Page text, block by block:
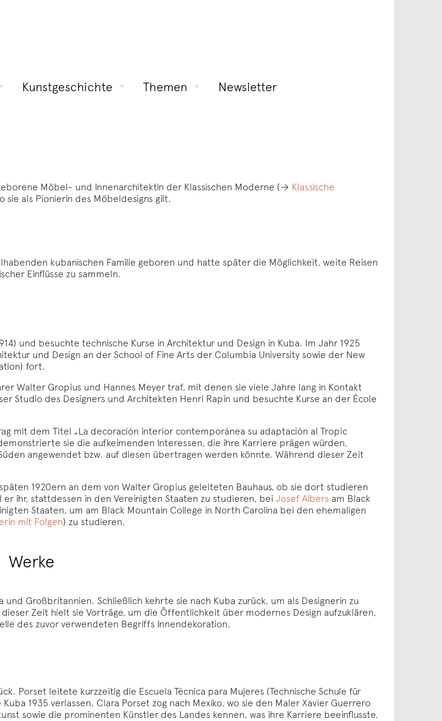
Kunstgeschichte Themen Newsletter
Möbel- und Innenarchitektin der Klassischen Moderne (→ Klassische
als Pionierin des Möbeldesigns gilt.
kubanischen Familie geboren und hatte später die Möglichkeit, weite Reisen
Einflüsse zu sammeln.
und besuchte technische Kurse in Architektur und Design in Kuba. Im Jahr 1925
und Design an der School of Fine Arts der Columbia University sowie der New
fort.
Walter Gropius und Hannes Meyer traf, mit denen sie viele Jahre lang in Kontakt
Studio des Designers und Architekten Henri Rapin und besuchte Kurse an der École
mit dem Titel „La decoración interior contemporánea su adaptación al Tropic
sie die aufkeimenden Interessen, die ihre Karriere prägen würden,
angewendet bzw. auf diesen übertragen werden könnte. Während dieser Zeit
1920ern an dem von Walter Gropius geleiteten Bauhaus, ob sie dort studieren
ihr, stattdessen in den Vereinigten Staaten zu studieren, bei Josef Albersam Black
Staaten, um am Black Mountain College in North Carolina bei den ehemaligen
mit Folgen) zu studieren.
Werke
Großbritannien. Schließlich kehrte sie nach Kuba zurück, um als Designerin zu
Zeit hielt sie Vorträge, um die Öffentlichkeit über modernes Design aufzuklären,
des zuvor verwendeten Begriffs Innendekoration.
Porset leitete kurzzeitig die Escuela Técnica para Mujeres (Technische Schule für
1935 verlassen. Clara Porset zog nach Mexiko, wo sie den Maler Xavier Guerrero
sowie die prominenten Künstler des Landes kennen, was ihre Karriere beeinflusste.